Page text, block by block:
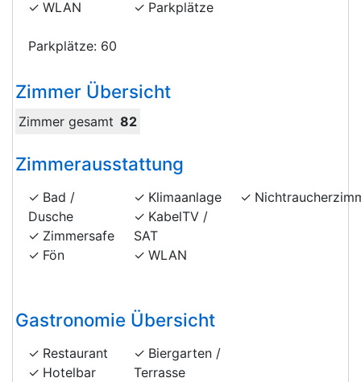
WLAN Parkplätze
Parkplätze: 60
Zimmer Übersicht
Zimmer gesamt 82
Zimmerausstattung
Bad /
Dusche
Zimmersafe
Fön
Klimaanlage
KabelTV /
SAT
WLAN
Gastronomie Übersicht
Restaurant
Hotelbar
Biergarten /
Terrasse